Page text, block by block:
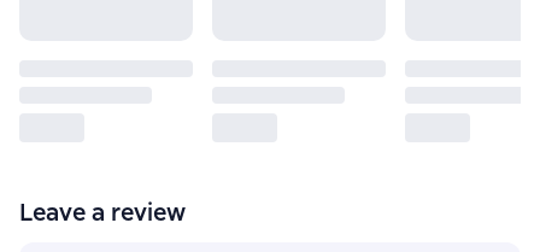
Leave a review